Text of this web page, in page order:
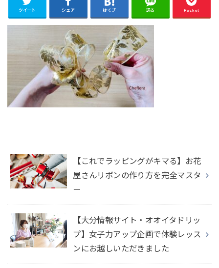
ツイート シェア はてブ 送る Pocket
【これでラッピングがキマる】お花
屋さんリボンの作り方を完全マスタ
ー
【大分情報サイト・オオイタドリッ
プ】女子力アップ企画で体験レッス
ンにお越しいただきました